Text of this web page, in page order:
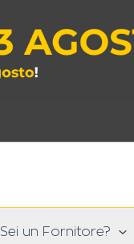
Sei un Fornitore?